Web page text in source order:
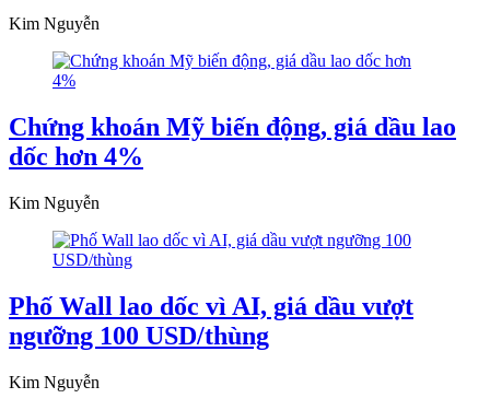
Kim Nguyễn
Chứng khoán Mỹ biến động, giá dầu lao
dốc hơn 4%
Kim Nguyễn
Phố Wall lao dốc vì AI, giá dầu vượt
ngưỡng 100 USD/thùng
Kim Nguyễn